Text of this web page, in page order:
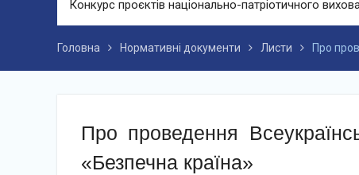
Конкурс проєктів національно-патріотичного
Головна Нормативні документи Листи Про
Про проведення
«Безпечна країна»